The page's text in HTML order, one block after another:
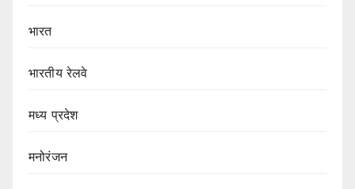
भारत
भारतीय रेलवे
मध्य प्रदेश
मनोरंजन